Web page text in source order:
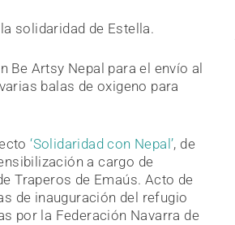
solidaridad de Estella.
Be Artsy Nepal para el envío al
balas de oxigeno para
‘Solidaridad con Nepal’, de
a cargo de
Traperos de Emaús. Acto de
de inauguración del refugio
por la Federación Navarra de